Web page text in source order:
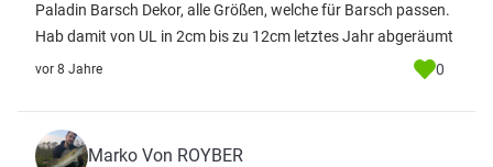
Paladin Barsch Dekor, alle Größen, welche für Barsch passen.
Hab damit von UL in 2cm bis zu 12cm letztes Jahr abgeräumt
vor 8 Jahre 0
Marko Von ROYBER